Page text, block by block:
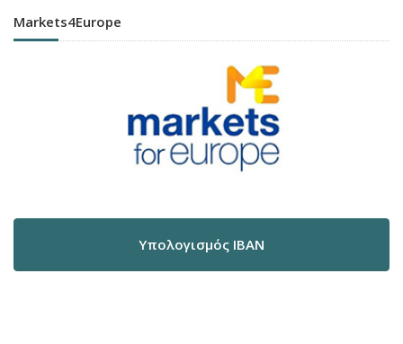
Markets4Europe
Υπολογισμός IBAN